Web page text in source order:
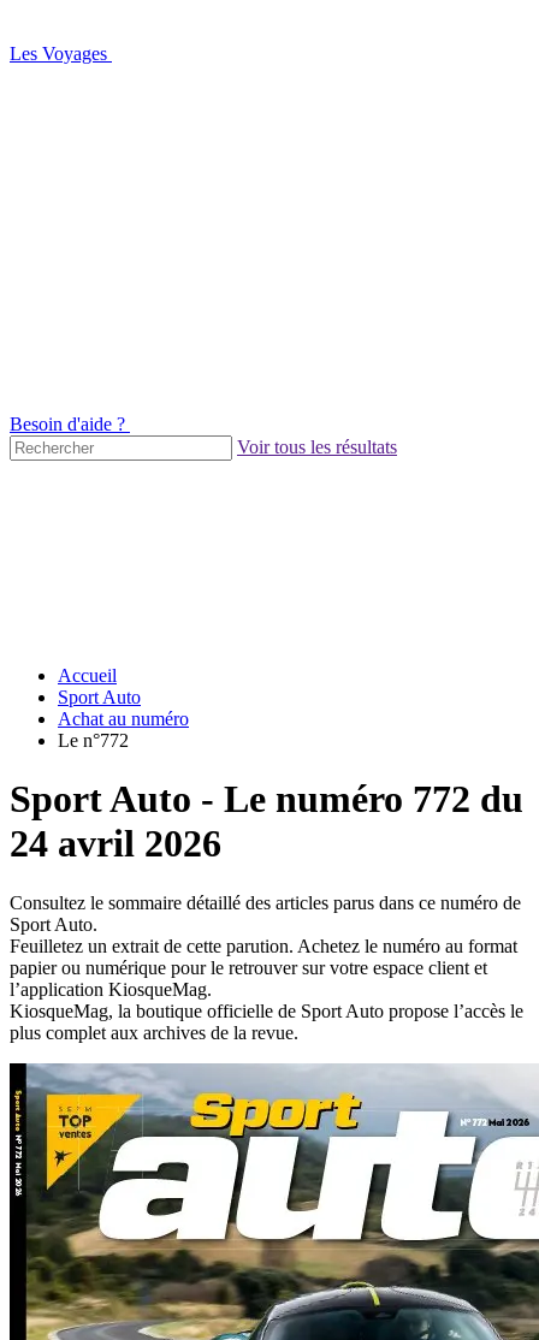
Les Voyages
Besoin d'aide ?
Voir tous les résultats
Accueil
Sport Auto
Achat au numéro
Le n°772
Sport Auto - Le numéro 772 du
24 avril 2026
Consultez le sommaire détaillé des articles parus dans ce numéro de
Sport Auto.
Feuilletez un extrait de cette parution. Achetez le numéro au format
papier ou numérique pour le retrouver sur votre espace client et
l’application KiosqueMag.
KiosqueMag, la boutique officielle de Sport Auto propose l’accès le
plus complet aux archives de la revue.